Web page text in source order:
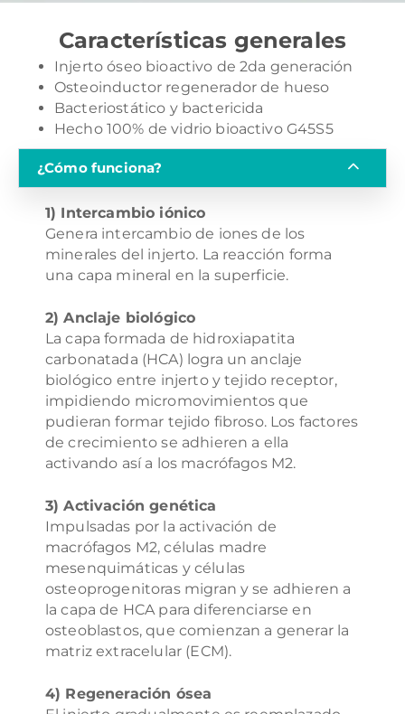
Características generales
Injerto óseo bioactivo de 2da generación
Osteoinductor regenerador de hueso
Bacteriostático y bactericida
Hecho 100% de vidrio bioactivo G45S5
¿Cómo funciona?
1) Intercambio iónico
Genera intercambio de iones de los
minerales del injerto. La reacción forma
una capa mineral en la superficie.
2) Anclaje biológico
La capa formada de hidroxiapatita
carbonatada (HCA) logra un anclaje
biológico entre injerto y tejido receptor,
impidiendo micromovimientos que
pudieran formar tejido fibroso. Los factores
de crecimiento se adhieren a ella
activando así a los macrófagos M2.
3) Activación genética
Impulsadas por la activación de
macrófagos M2, células madre
mesenquimáticas y células
osteoprogenitoras migran y se adhieren a
la capa de HCA para diferenciarse en
osteoblastos, que comienzan a generar la
matriz extracelular (ECM).
4) Regeneración ósea